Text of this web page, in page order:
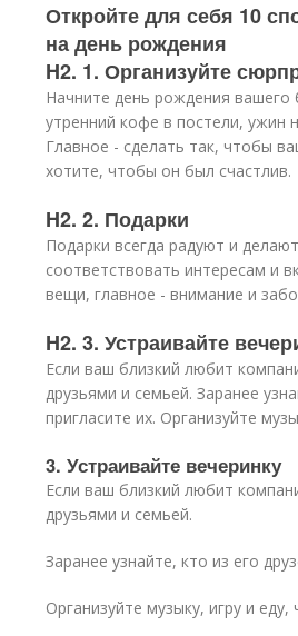
Откройте для себя 10
на день рождения
H2. 1. Организуйте
Начните день рождения вашего
утренний кофе в постели, ужин
Главное - сделать так, чтобы
хотите, чтобы он был счастлив.
H2. 2. Подарки
Подарки всегда радуют и
соответствовать интересам и
вещи, главное - внимание и
H2. 3. Устраивайте
Если ваш близкий любит
друзьями и семьей. Заранее
пригласите их. Организуйте
3. Устраивайте вечеринку
Если ваш близкий любит
друзьями и семьей.
Заранее узнайте, кто из его
Организуйте музыку, игру и